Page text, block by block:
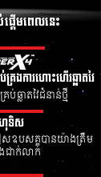
តើមពេលនេះ
គ្រងការហោះហើរឆ្លាតវៃ
រប់ឆ្លាតវៃជំនាន់ថ្មី
ហុទិស
សឧបសគ្គបានយ៉ាងត្រឹម
ជាក់លាក់